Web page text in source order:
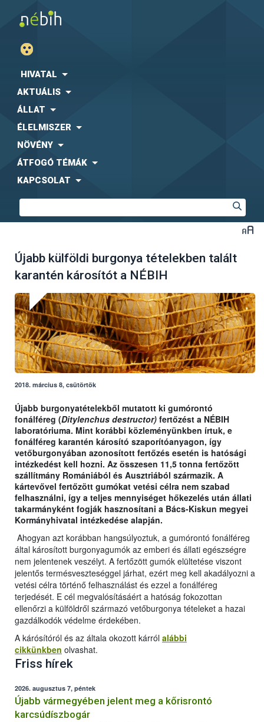
HIVATAL
AKTUÁLIS
ÁLLAT
ÉLELMISZER
NÖVÉNY
ÁTFOGÓ TÉMÁK
KAPCSOLAT
Újabb külföldi burgonya tételekben talált
karantén károsítót a NÉBIH
2018. március 8, csütörtök
Újabb burgonyatételekből mutatott ki gumórontó
fonálféreg (Ditylenchus destructor) fertőzést a NÉBIH
laboratóriuma. Mint korábbi közleményünkben írtuk, e
fonálféreg karantén károsító szaporítóanyagon, így
vetőburgonyában azonosított fertőzés esetén is hatósági
intézkedést kell hozni. Az összesen 11,5 tonna fertőzött
szállítmány Romániából és Ausztriából származik. A
kártevővel fertőzött gumókat vetési célra nem szabad
felhasználni, így a teljes mennyiséget hőkezelés után állati
takarmányként fogják hasznosítani a Bács-Kiskun megyei
Kormányhivatal intézkedése alapján.
Ahogyan azt korábban hangsúlyoztuk, a gumórontó fonálféreg
által károsított burgonyagumók az emberi és állati egészségre
nem jelentenek veszélyt. A fertőzött gumók elültetése viszont
jelentős termésveszteséggel járhat, ezért meg kell akadályozni a
vetési célra történő felhasználást és ezzel a fonálféreg
terjedését. E cél megvalósításáért a hatóság fokozottan
ellenőrzi a külföldről származó vetőburgonya tételeket a hazai
gazdálkodók védelme érdekében.
A kárósítóról és az általa okozott kárról alábbi
cikkünkben olvashat.
Friss hírek
2026. augusztus 7, péntek
Újabb vármegyében jelent meg a kőrisrontó
karcsúdíszbogár